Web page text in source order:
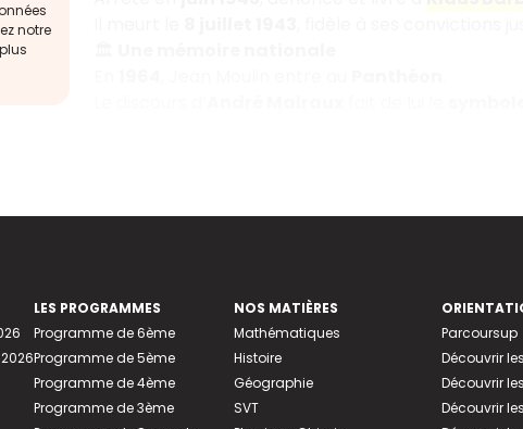
notre
LES PROGRAMMES
Programme de 6ème
Programme de 5ème
Programme de 4ème
Programme de 3ème
NOS MATIÈRES
Mathématiques
Histoire
Géographie
SVT
Parcoursup
Découvrir
Découvrir
Découvrir